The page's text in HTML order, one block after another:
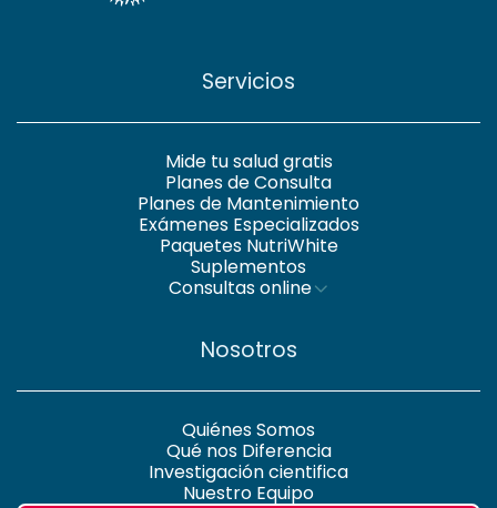
Servicios
Mide tu salud gratis
Planes de Consulta
Planes de Mantenimiento
Exámenes Especializados
Paquetes NutriWhite
Suplementos
Consultas online
Nosotros
Quiénes Somos
Qué nos Diferencia
Investigación cientifica
Nuestro Equipo